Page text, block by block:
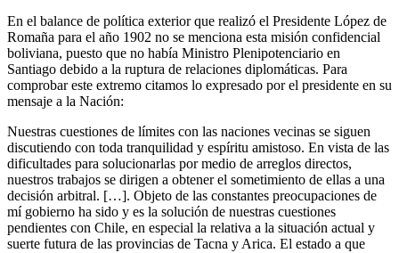
En el balance de política exterior que realizó el Presidente López de
Romaña para el año 1902 no se menciona esta misión confidencial
boliviana, puesto que no había Ministro Plenipotenciario en
Santiago debido a la ruptura de relaciones diplomáticas. Para
comprobar este extremo citamos lo expresado por el presidente en su
mensaje a la Nación:
Nuestras cuestiones de límites con las naciones vecinas se siguen
discutiendo con toda tranquilidad y espíritu amistoso. En vista de las
dificultades para solucionarlas por medio de arreglos directos,
nuestros trabajos se dirigen a obtener el sometimiento de ellas a una
decisión arbitral. […]. Objeto de las constantes preocupaciones de
mí gobierno ha sido y es la solución de nuestras cuestiones
pendientes con Chile, en especial la relativa a la situación actual y
suerte futura de las provincias de Tacna y Arica. El estado a que